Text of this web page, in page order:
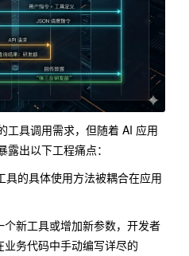
工具调用需求，但随着 AI 应用
出以下工程痛点：
具的具体使用方法被耦合在应用
个新工具或增加新参数，开发者
业务代码中手动编写详尽的